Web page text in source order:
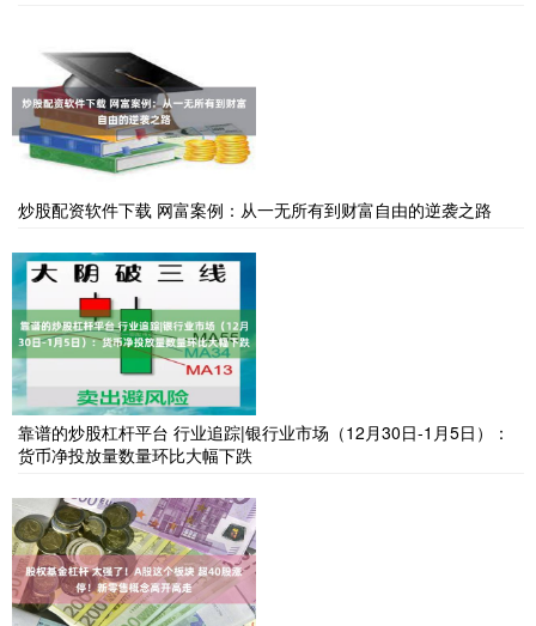
炒股配资软件下载 网富案例：从一无所有到财富自由的逆袭之路
靠谱的炒股杠杆平台 行业追踪|银行业市场（12月30日-1月5日）：
货币净投放量数量环比大幅下跌